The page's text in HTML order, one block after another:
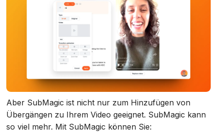
Aber SubMagic ist nicht nur zum Hinzufügen von
Übergängen zu Ihrem Video geeignet. SubMagic kann
so viel mehr. Mit SubMagic können Sie: